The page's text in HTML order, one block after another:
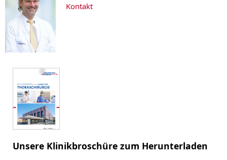
Kontakt
Unsere Klinikbroschüre zum Herunterladen